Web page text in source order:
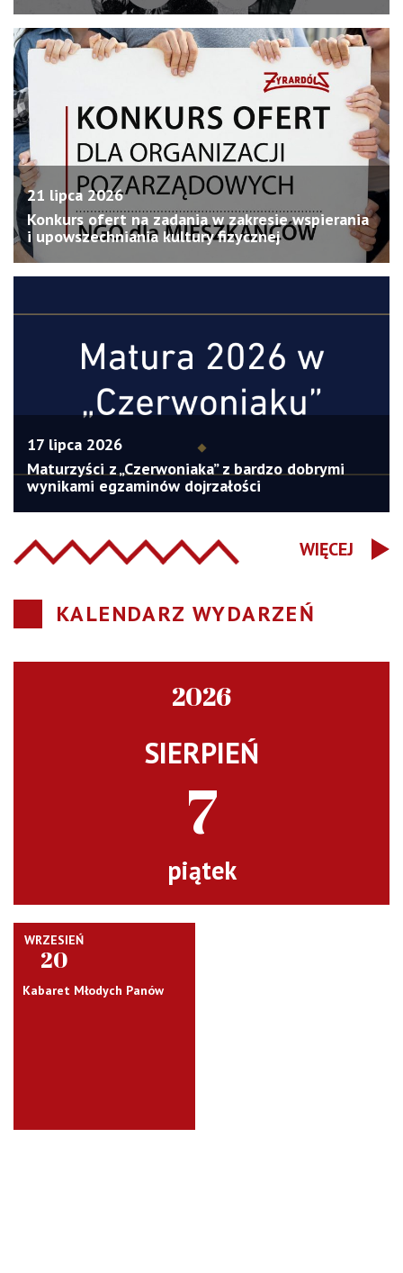
21 lipca 2026
Konkurs ofert na zadania w zakresie wspierania
i upowszechniania kultury fizycznej
17 lipca 2026
Maturzyści z „Czerwoniaka” z bardzo dobrymi
wynikami egzaminów dojrzałości
WIĘCEJ
KALENDARZ WYDARZEŃ
2026
SIERPIEŃ
7
piątek
WRZESIEŃ
20
Kabaret Młodych Panów